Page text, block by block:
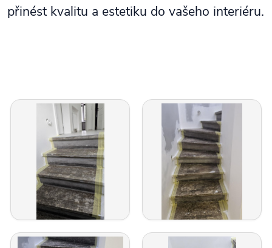
přinést kvalitu a estetiku do vašeho interiéru.